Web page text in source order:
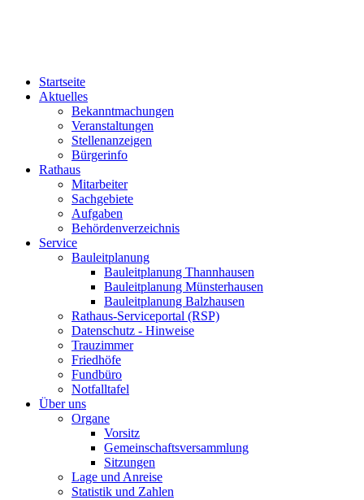
Startseite
Aktuelles
Bekanntmachungen
Veranstaltungen
Stellenanzeigen
Bürgerinfo
Rathaus
Mitarbeiter
Sachgebiete
Aufgaben
Behördenverzeichnis
Service
Bauleitplanung
Bauleitplanung Thannhausen
Bauleitplanung Münsterhausen
Bauleitplanung Balzhausen
Rathaus-Serviceportal (RSP)
Datenschutz - Hinweise
Trauzimmer
Friedhöfe
Fundbüro
Notfalltafel
Über uns
Organe
Vorsitz
Gemeinschaftsversammlung
Sitzungen
Lage und Anreise
Statistik und Zahlen